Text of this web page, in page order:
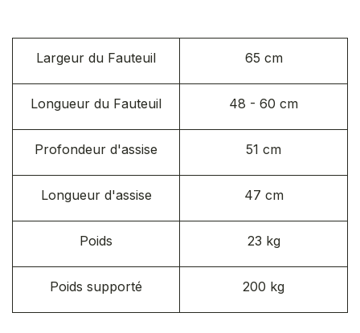
Largeur du Fauteuil 65 cm
Longueur du Fauteuil 48 - 60 cm
Profondeur d'assise 51 cm
Longueur d'assise 47 cm
Poids 23 kg
Poids supporté 200 kg